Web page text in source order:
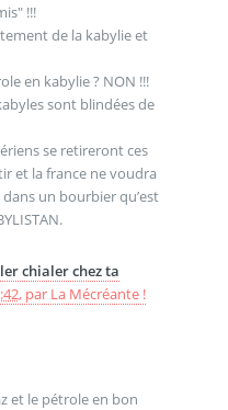
!!!
de la kabylie et
en kabylie ? NON !!!
sont blindées de
se retireront ces
et la france ne voudra
un bourbier qu’est
chialer chez ta
, par La Mécréante !
et le pétrole en bon